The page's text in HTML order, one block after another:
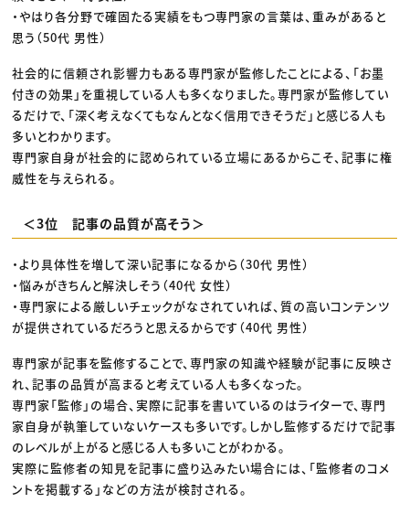
・やはり各分野で確固たる実績をもつ専門家の言葉は、重みがあると
思う（50代 男性）
社会的に信頼され影響力もある専門家が監修したことによる、「お墨
付きの効果」を重視している人も多くなりました。専門家が監修してい
るだけで、「深く考えなくてもなんとなく信用できそうだ」と感じる人も
多いとわかります。
専門家自身が社会的に認められている立場にあるからこそ、記事に権
威性を与えられる。
＜3位 記事の品質が高そう＞
・より具体性を増して深い記事になるから（30代 男性）
・悩みがきちんと解決しそう（40代 女性）
・専門家による厳しいチェックがなされていれば、質の高いコンテンツ
が提供されているだろうと思えるからです（40代 男性）
専門家が記事を監修することで、専門家の知識や経験が記事に反映さ
れ、記事の品質が高まると考えている人も多くなった。
専門家「監修」の場合、実際に記事を書いているのはライターで、専門
家自身が執筆していないケースも多いです。しかし監修するだけで記事
のレベルが上がると感じる人も多いことがわかる。
実際に監修者の知見を記事に盛り込みたい場合には、「監修者のコメ
ントを掲載する」などの方法が検討される。